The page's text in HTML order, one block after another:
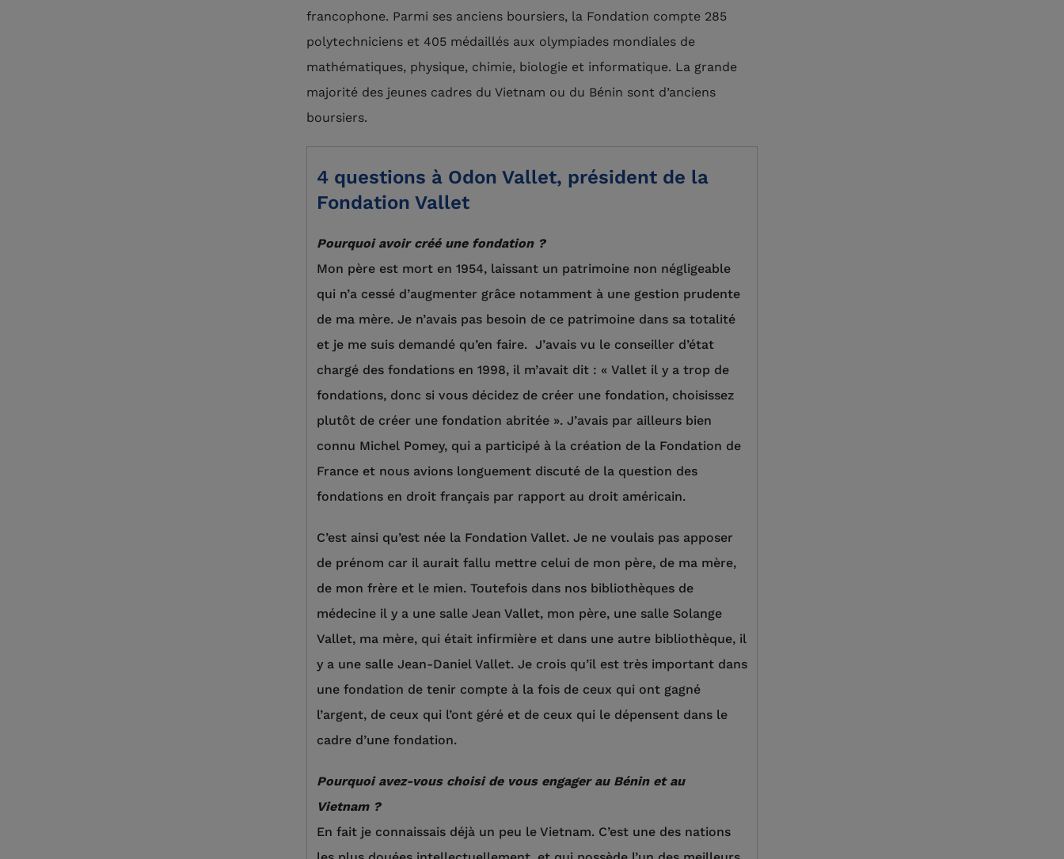
francophone. Parmi ses anciens boursiers, la Fondation compte 285
polytechniciens et 405 médaillés aux olympiades mondiales de
mathématiques, physique, chimie, biologie et informatique. La grande
majorité des jeunes cadres du Vietnam ou du Bénin sont d’anciens
boursiers.
4 questions à Odon Vallet, président de la
Fondation Vallet
Pourquoi avoir créé une fondation ?
Mon père est mort en 1954, laissant un patrimoine non négligeable
qui n’a cessé d’augmenter grâce notamment à une gestion prudente
de ma mère. Je n’avais pas besoin de ce patrimoine dans sa totalité
et je me suis demandé qu’en faire. J’avais vu le conseiller d’état
chargé des fondations en 1998, il m’avait dit : « Vallet il y a trop de
fondations, donc si vous décidez de créer une fondation, choisissez
plutôt de créer une fondation abritée ». J’avais par ailleurs bien
connu Michel Pomey, qui a participé à la création de la Fondation de
France et nous avions longuement discuté de la question des
fondations en droit français par rapport au droit américain.
C’est ainsi qu’est née la Fondation Vallet. Je ne voulais pas apposer
de prénom car il aurait fallu mettre celui de mon père, de ma mère,
de mon frère et le mien. Toutefois dans nos bibliothèques de
médecine il y a une salle Jean Vallet, mon père, une salle Solange
Vallet, ma mère, qui était infirmière et dans une autre bibliothèque, il
y a une salle Jean-Daniel Vallet. Je crois qu’il est très important dans
une fondation de tenir compte à la fois de ceux qui ont gagné
l’argent, de ceux qui l’ont géré et de ceux qui le dépensent dans le
cadre d’une fondation.
Pourquoi avez-vous choisi de vous engager au Bénin et au
Vietnam ?
En fait je connaissais déjà un peu le Vietnam. C’est une des nations